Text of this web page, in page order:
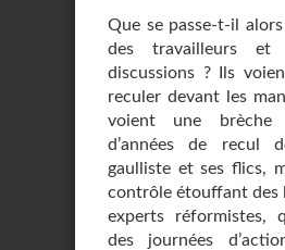
Que se passe-t-il
des travailleurs et
discussions ? Ils
reculer devant les
voient une brèche
d’années de recul
gaulliste et ses flics,
contrôle étouffant des
experts réformistes,
des journées